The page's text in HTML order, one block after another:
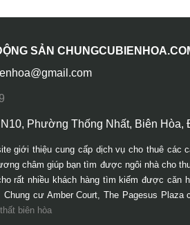
SẢN
Phường Thống Nhất, Biên Hòa,
giới thiệu cung cấp dịch vụ cho thuê các
châm giúp bạn tìm được ngôi nhà cho
rất nhiều khách hàng tìm kiếm được căn
cư Amber Court, The Pagesus Plaza
biên hòa